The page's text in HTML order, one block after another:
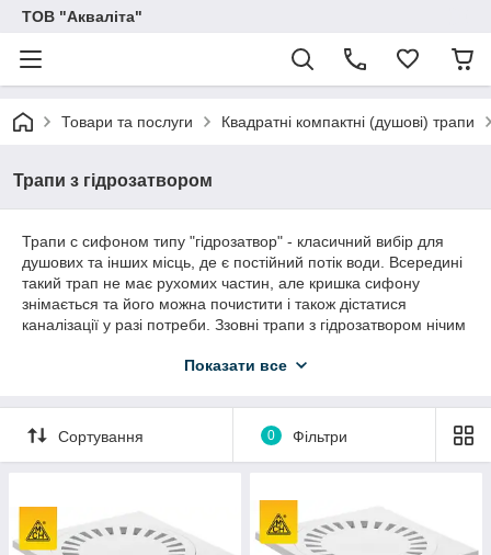
ТОВ "Акваліта"
Товари та послуги Квадратні компактні (душові) трапи
Трапи з гідрозатвором
Трапи с сифоном типу "гідрозатвор" - класичний вибір для
душових та інших місць, де є постійний потік води. Всередині
такий трап не має рухомих частин, але кришка сифону
знімається та його можна почистити і також дістатися
каналізації у разі потреби. Ззовні трапи з гідрозатвором нічим
цими двома категоріями залежить виключно від частоти
Показати все
Сортування 0 Фільтри